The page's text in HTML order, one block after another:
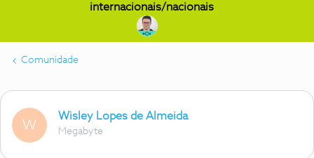
internacionais/nacionais
Comunidade
W
Wisley Lopes de Almeida
Megabyte